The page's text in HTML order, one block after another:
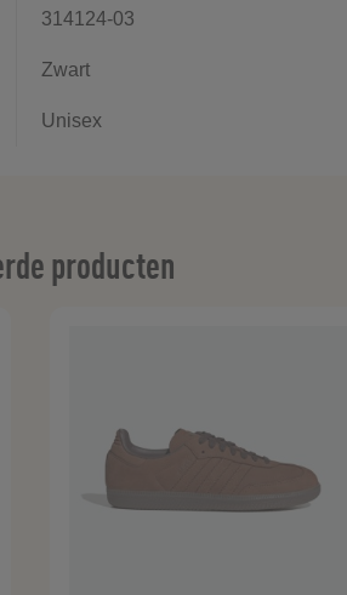
314124-03
Zwart
Unisex
producten